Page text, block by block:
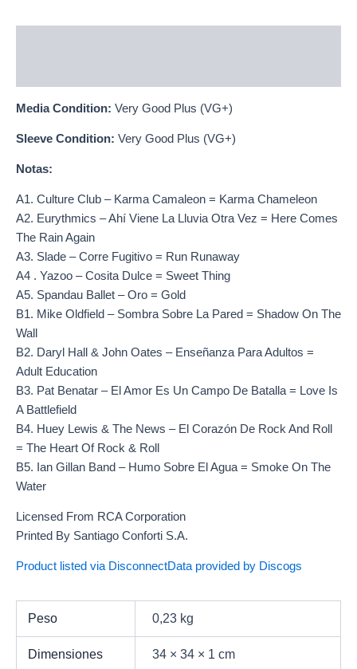
Media Condition: Very Good Plus (VG+)
Sleeve Condition: Very Good Plus (VG+)
Notas:
A1. Culture Club – Karma Camaleon = Karma Chameleon
A2. Eurythmics – Ahí Viene La Lluvia Otra Vez = Here Comes
The Rain Again
A3. Slade – Corre Fugitivo = Run Runaway
A4 . Yazoo – Cosita Dulce = Sweet Thing
A5. Spandau Ballet – Oro = Gold
B1. Mike Oldfield – Sombra Sobre La Pared = Shadow On The
Wall
B2. Daryl Hall & John Oates – Enseñanza Para Adultos =
Adult Education
B3. Pat Benatar – El Amor Es Un Campo De Batalla = Love Is
A Battlefield
B4. Huey Lewis & The News – El Corazón De Rock And Roll
= The Heart Of Rock & Roll
B5. Ian Gillan Band – Humo Sobre El Agua = Smoke On The
Water
Licensed From RCA Corporation
Printed By Santiago Conforti S.A.
Product listed via DisconnectData provided by Discogs
Peso 0,23 kg
Dimensiones 34 × 34 × 1 cm